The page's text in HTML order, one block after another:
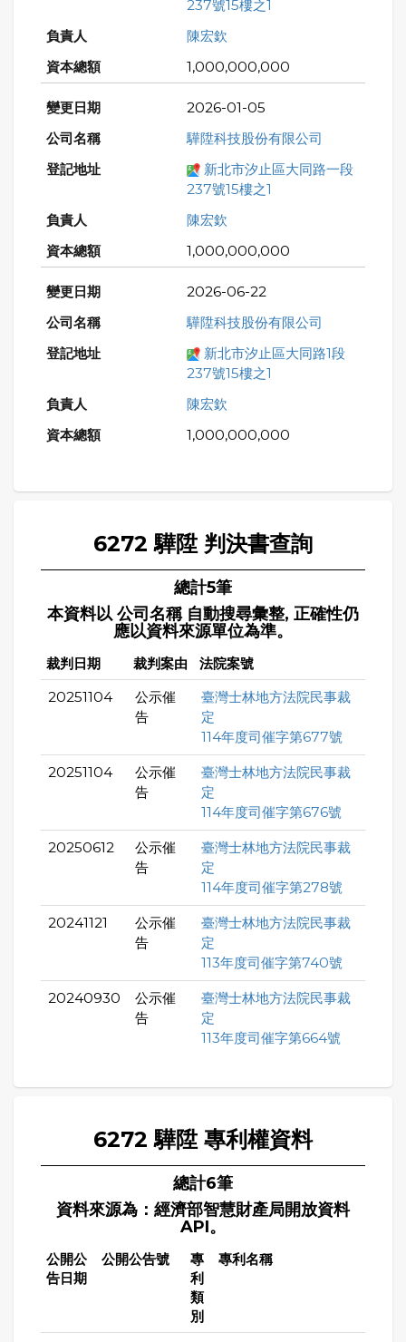
237號15樓之1
陳宏欽
1,000,000,000
2026-01-05
驊陞科技股份有限公司
新北市汐止區大同路一段
237號15樓之1
陳宏欽
1,000,000,000
2026-06-22
驊陞科技股份有限公司
新北市汐止區大同路1段
237號15樓之1
陳宏欽
1,000,000,000
6272 驊陞 判決書查詢
總計5筆
本資料以 公司名稱 自動搜尋彙整, 正確性仍
應以資料來源單位為準。
裁判日期 裁判案由 法院案號
20251104
公示催
告
臺灣士林地方法院民事裁
定
114年度司催字第677號
20251104
公示催
告
臺灣士林地方法院民事裁
定
114年度司催字第676號
20250612
公示催
告
臺灣士林地方法院民事裁
定
114年度司催字第278號
20241121
公示催
告
臺灣士林地方法院民事裁
定
113年度司催字第740號
20240930
公示催
告
臺灣士林地方法院民事裁
定
113年度司催字第664號
6272 驊陞 專利權資料
總計6筆
資料來源為：經濟部智慧財產局開放資料
API。
公開公
告日期
公開公告號
專
利
類
別
專利名稱